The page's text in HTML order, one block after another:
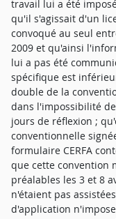
travail lui a été
qu'il s'agissait d'un
convoqué au seul
2009 et qu'ainsi
lui a pas été
spécifique est
double de la
dans l'impossibilité
jours de réflexion ;
conventionnelle
formulaire CERFA
que cette convention
préalables les 3 et 8
n'étaient pas
d'application